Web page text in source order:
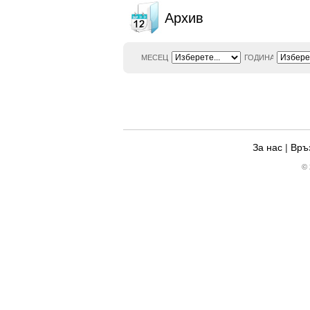
Архив
МЕСЕЦ ГОДИНА
За нас|
©